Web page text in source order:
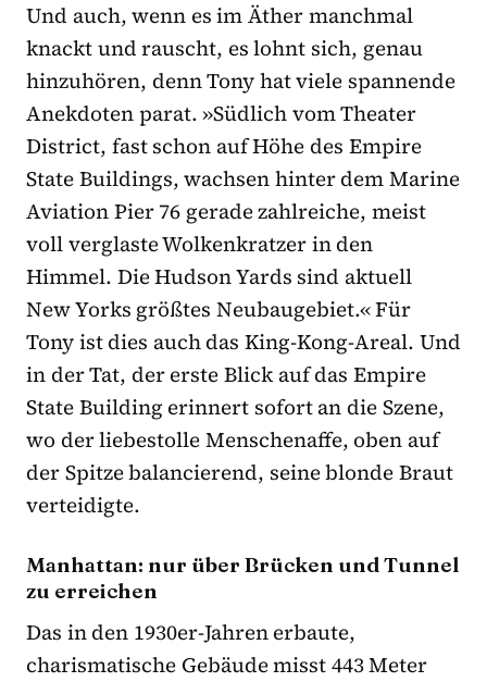
Und auch, wenn es im Äther manchmal
knackt und rauscht, es lohnt sich, genau
hinzuhören, denn Tony hat viele spannende
Anekdoten parat. »Südlich vom Theater
District, fast schon auf Höhe des Empire
State Buildings, wachsen hinter dem Marine
Aviation Pier 76 gerade zahlreiche, meist
voll verglaste Wolkenkratzer in den
Himmel. Die Hudson Yards sind aktuell
New Yorks größtes Neubaugebiet.« Für
Tony ist dies auch das King-Kong-Areal. Und
in der Tat, der erste Blick auf das Empire
State Building erinnert sofort an die Szene,
wo der liebestolle Menschenaffe, oben auf
der Spitze balancierend, seine blonde Braut
verteidigte.
Manhattan: nur über Brücken und Tunnel
zu erreichen
Das in den 1930er-Jahren erbaute,
charismatische Gebäude misst 443 Meter